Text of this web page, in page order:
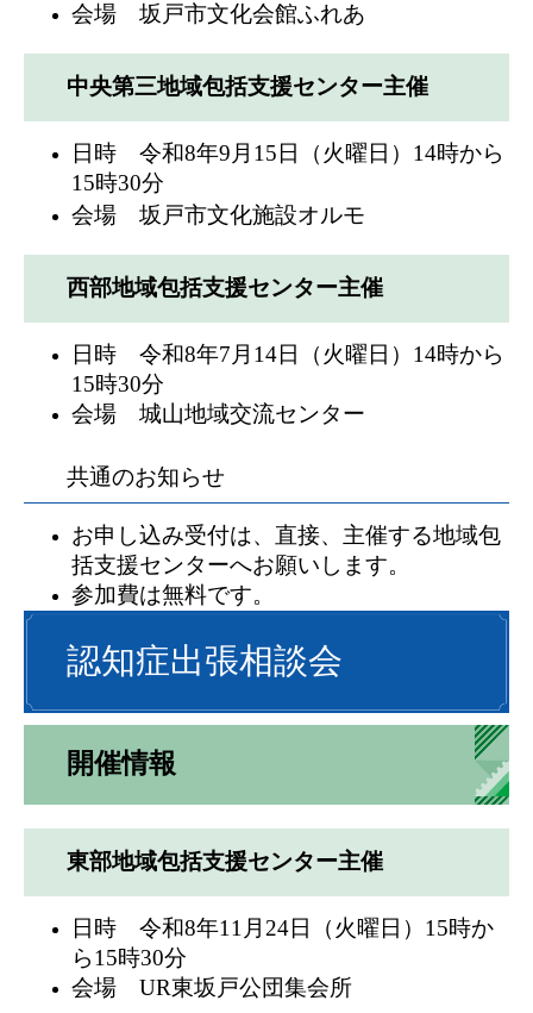
会場 坂戸市文化会館ふれあ
中央第三地域包括支援センター主催
日時 令和8年9月15日（火曜日）14時から
15時30分
会場 坂戸市文化施設オルモ
西部地域包括支援センター主催
日時 令和8年7月14日（火曜日）14時から
15時30分
会場 城山地域交流センター
共通のお知らせ
お申し込み受付は、直接、主催する地域包
括支援センターへお願いします。
参加費は無料です。
認知症出張相談会
開催情報
東部地域包括支援センター主催
日時 令和8年11月24日（火曜日）15時か
ら15時30分
会場 UR東坂戸公団集会所